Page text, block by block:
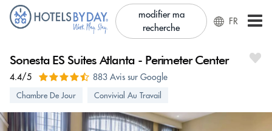
modifier ma
recherche
FR
Sonesta ES Suites Atlanta - Perimeter Center
4.4/5 883 Avis sur Google
Chambre De Jour Convivial Au Travail